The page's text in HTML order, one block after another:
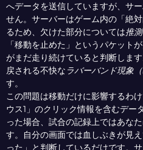
へデータを送信していますが、サ
せん。サーバーはゲーム内の「絶
るため、欠けた部分については推
「移動を止めた」というパケット
がまだ走り続けていると判断しま
戻される不快な ラバーバンド現象
す。
この問題は移動だけに影響するわ
ウス1」のクリック情報を含むデー
った場合、試合の記録上ではあな
す。自分の画面では血しぶきが見
った」と判断しているだけです。